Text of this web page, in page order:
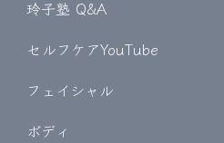
玲子塾 Q&A
セルフケアYouTube
フェイシャル
ボディ